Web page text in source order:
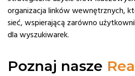
organizacja linków wewnętrznych,
sieć, wspierającą zarówno
dla wyszukiwarek.
Poznaj nasze